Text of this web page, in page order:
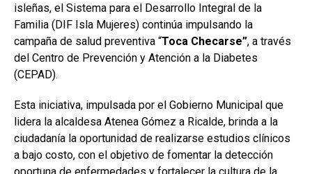
isleñas, el Sistema para el Desarrollo Integral de la
Familia (DIF Isla Mujeres) continúa impulsando la
campaña de salud preventiva “Toca Checarse”, a través
del Centro de Prevención y Atención a la Diabetes
(CEPAD).
Esta iniciativa, impulsada por el Gobierno Municipal que
lidera la alcaldesa Atenea Gómez a Ricalde, brinda a la
ciudadanía la oportunidad de realizarse estudios clínicos
a bajo costo, con el objetivo de fomentar la detección
oportuna de enfermedades y fortalecer la cultura de la